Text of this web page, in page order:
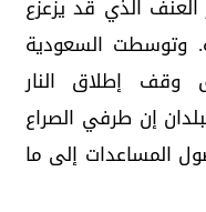
العنف الذي قد يزعزع
وتوسطت السعودية
وقف إطلاق النار
إن طرفي الصراع
المساعدات إلى ما